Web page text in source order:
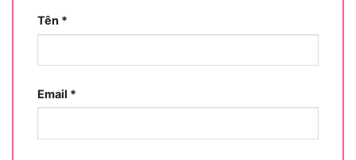
công nhỏ, thợ sửa chữa và người dùng DIY tại nhà
đầu tư vào dòng máy chuyên nghiệp cao cấp.
Cụ thể hơn, dưới đây là toàn bộ đặc điểm và
Tên *
Email *